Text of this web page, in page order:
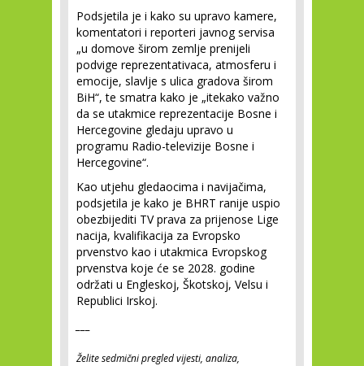
Podsjetila je i kako su upravo kamere,
komentatori i reporteri javnog servisa
„u domove širom zemlje prenijeli
podvige reprezentativaca, atmosferu i
emocije, slavlje s ulica gradova širom
BiH“, te smatra kako je „itekako važno
da se utakmice reprezentacije Bosne i
Hercegovine gledaju upravo u
programu Radio-televizije Bosne i
Hercegovine“.
Kao utjehu gledaocima i navijačima,
podsjetila je kako je BHRT ranije uspio
obezbijediti TV prava za prijenose Lige
nacija, kvalifikacija za Evropsko
prvenstvo kao i utakmica Evropskog
prvenstva koje će se 2028. godine
održati u Engleskoj, Škotskoj, Velsu i
Republici Irskoj.
Želite sedmični pregled vijesti, analiza,